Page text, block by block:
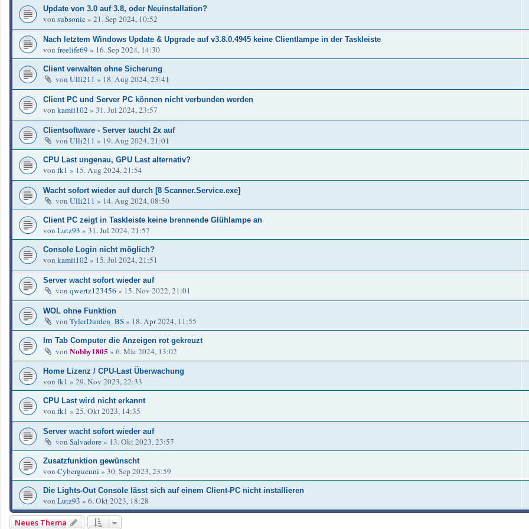
Update von 3.0 auf 3.8, oder Neuinstallation?
von subsonic» 21. Sep 2024, 10:52
Nach letztem Windows Update & Upgrade auf v3.8.0.4945 keine Clientlampe in der Taskleiste
von freelife69 » 16. Sep 2024, 14:30
Client verwalten ohne Sicherung
von Ulli211 » 18. Aug 2024, 23:41
Client PC und Server PC können nicht verbunden werden
von kamii102 » 31. Jul 2024, 23:57
Clientsoftware - Server taucht 2x auf
von Ulli211 » 19. Aug 2024, 21:01
CPU Last ungenau, GPU Last alternativ?
von fk1 » 15. Aug 2024, 21:54
Wacht sofort wieder auf durch [8 Scanner.Service.exe]
von Ulli211 » 14. Aug 2024, 08:50
Client PC zeigt in Taskleiste keine brennende Glühlampe an
von Lutz93 » 31. Jul 2024, 21:57
Console Login nicht möglich?
von kamii102 » 15. Jul 2024, 21:51
Server wacht sofort wieder auf
von qwertz123456 » 15. Nov 2022, 21:01
WOL ohne Funktion
von TylerDurden_BS» 18. Apr 2024, 11:55
Im Tab Computer die Anzeigen rot gekreuzt
von Nobby1805 » 6. Mär 2024, 13:02
Home Lizenz / CPU-Last Überwachung
von fk1 » 29. Nov 2023, 22:33
CPU Last wird nicht erkannt
von fk1 » 25. Okt 2023, 14:35
Server wacht sofort wieder auf
von Salvadore» 13. Okt 2023, 23:57
Zusatzfunktion gewünscht
von Cyberguenni » 30. Sep 2023, 23:59
Die Lights-Out Console lässt sich auf einem Client-PC nicht installieren
von Lutz93 » 6. Okt 2023, 18:28
Neues Thema